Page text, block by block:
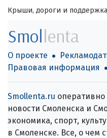
Крыши, дороги и
Smollenta
О проекте
Правовая информация
Smollenta.ru оперативно
новости Смоленска и
экономика, спорт,
в Смоленске. Все, о чем